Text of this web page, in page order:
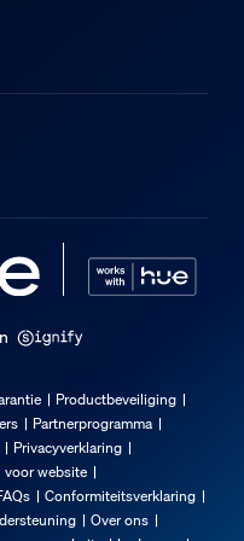
Productbeveiliging
Partnerprogramma
Privacyverklaring
voor website
Conformiteitsverklaring
Over ons